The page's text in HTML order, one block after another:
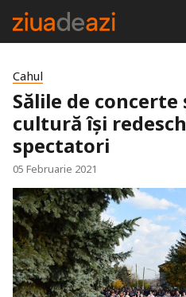
Cahul
Sălile de concerte
cultură își
spectatori
05 Februarie 2021